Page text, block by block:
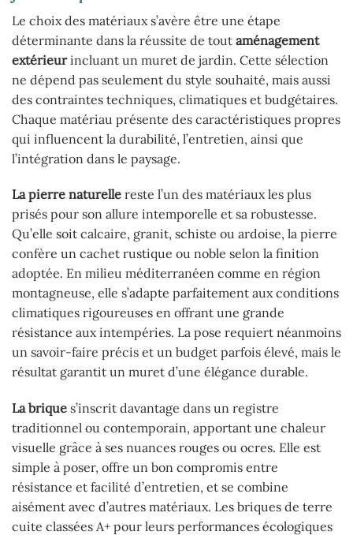
Le choix des matériaux s’avère être une étape
déterminante dans la réussite de tout aménagement
extérieurincluant un muret de jardin. Cette sélection
ne dépend pas seulement du style souhaité, mais aussi
des contraintes techniques, climatiques et budgétaires.
Chaque matériau présente des caractéristiques propres
qui influencent la durabilité, l’entretien, ainsi que
l’intégration dans le paysage.
La pierre naturelle reste l’un des matériaux les plus
prisés pour son allure intemporelle et sa robustesse.
Qu’elle soit calcaire, granit, schiste ou ardoise, la pierre
confère un cachet rustique ou noble selon la finition
adoptée. En milieu méditerranéen comme en région
montagneuse, elle s’adapte parfaitement aux conditions
climatiques rigoureuses en offrant une grande
résistance aux intempéries. La pose requiert néanmoins
un savoir-faire précis et un budget parfois élevé, mais le
résultat garantit un muret d’une élégance durable.
La brique s’inscrit davantage dans un registre
traditionnel ou contemporain, apportant une chaleur
visuelle grâce à ses nuances rouges ou ocres. Elle est
simple à poser, offre un bon compromis entre
résistance et facilité d’entretien, et se combine
aisément avec d’autres matériaux. Les briques de terre
cuite classées A+ pour leurs performances écologiques